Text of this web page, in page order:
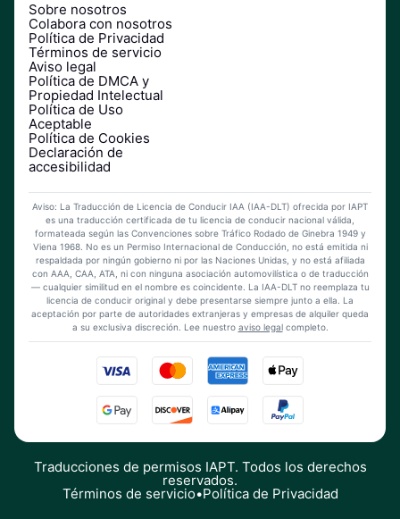
Sobre nosotros
Colabora con nosotros
Política de Privacidad
Términos de servicio
Aviso legal
Política de DMCA y
Propiedad Intelectual
Política de Uso
Aceptable
Política de Cookies
Declaración de
accesibilidad
Aviso: La Traducción de Licencia de Conducir IAA (IAA-DLT) ofrecida por IAPT
es una traducción certificada de tu licencia de conducir nacional válida,
formateada según las Convenciones sobre Tráfico Rodado de Ginebra 1949 y
Viena 1968. No es un Permiso Internacional de Conducción, no está emitida ni
respaldada por ningún gobierno ni por las Naciones Unidas, y no está afiliada
con AAA, CAA, ATA, ni con ninguna asociación automovilística o de traducción
— cualquier similitud en el nombre es coincidente. La IAA-DLT no reemplaza tu
licencia de conducir original y debe presentarse siempre junto a ella. La
aceptación por parte de autoridades extranjeras y empresas de alquiler queda
a su exclusiva discreción. Lee nuestro aviso legalcompleto.
Traducciones de permisos IAPT. Todos los derechos
reservados.
Términos de servicio•Política de Privacidad